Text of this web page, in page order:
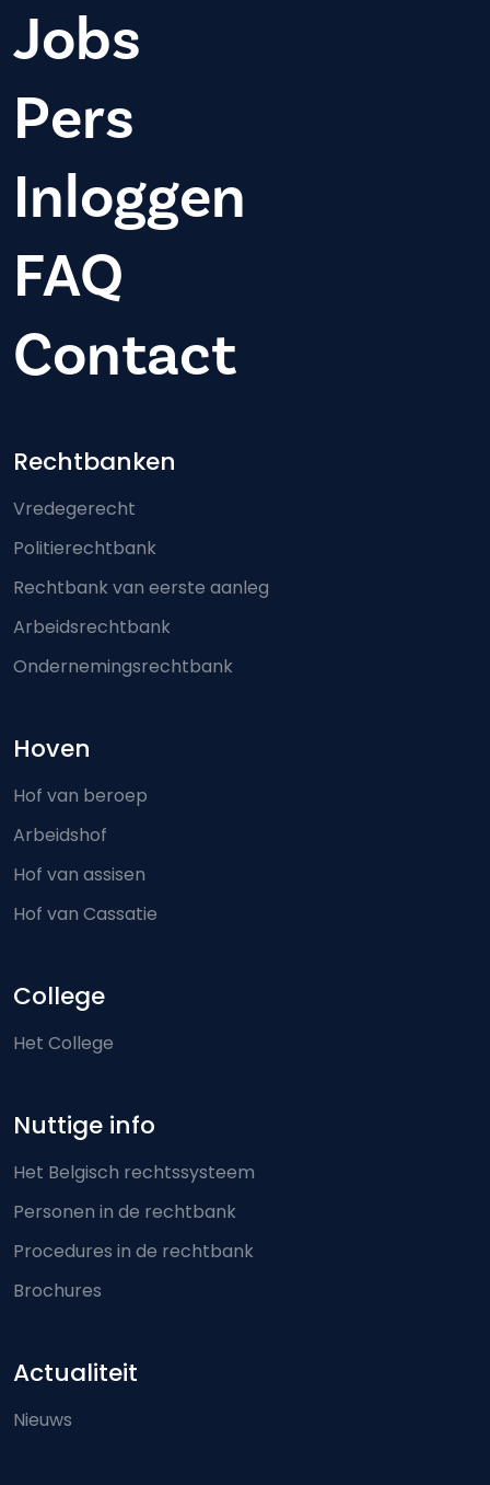
Jobs
Pers
Inloggen
FAQ
Contact
Footer-menu
Rechtbanken
Vredegerecht
Politierechtbank
Rechtbank van eerste aanleg
Arbeidsrechtbank
Ondernemingsrechtbank
Hoven
Hof van beroep
Arbeidshof
Hof van assisen
Hof van Cassatie
College
Het College
Nuttige info
Het Belgisch rechtssysteem
Personen in de rechtbank
Procedures in de rechtbank
Brochures
Actualiteit
Nieuws